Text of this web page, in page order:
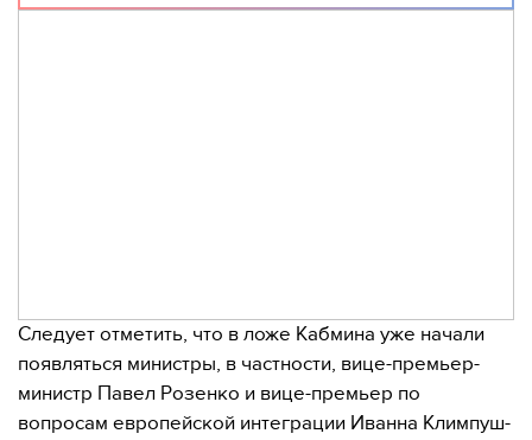
Следует отметить, что в ложе Кабмина уже начали
появляться министры, в частности, вице-премьер-
министр Павел Розенко и вице-премьер по
вопросам европейской интеграции Иванна Климпуш-